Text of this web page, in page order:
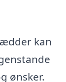
kan
ønsker.